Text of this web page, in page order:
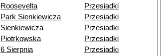
Roosevelta
Przesiadki
Park Sienkiewicza
Przesiadki
Sienkiewicza
Przesiadki
Piotrkowska
Przesiadki
6 Sierpnia
Przesiadki